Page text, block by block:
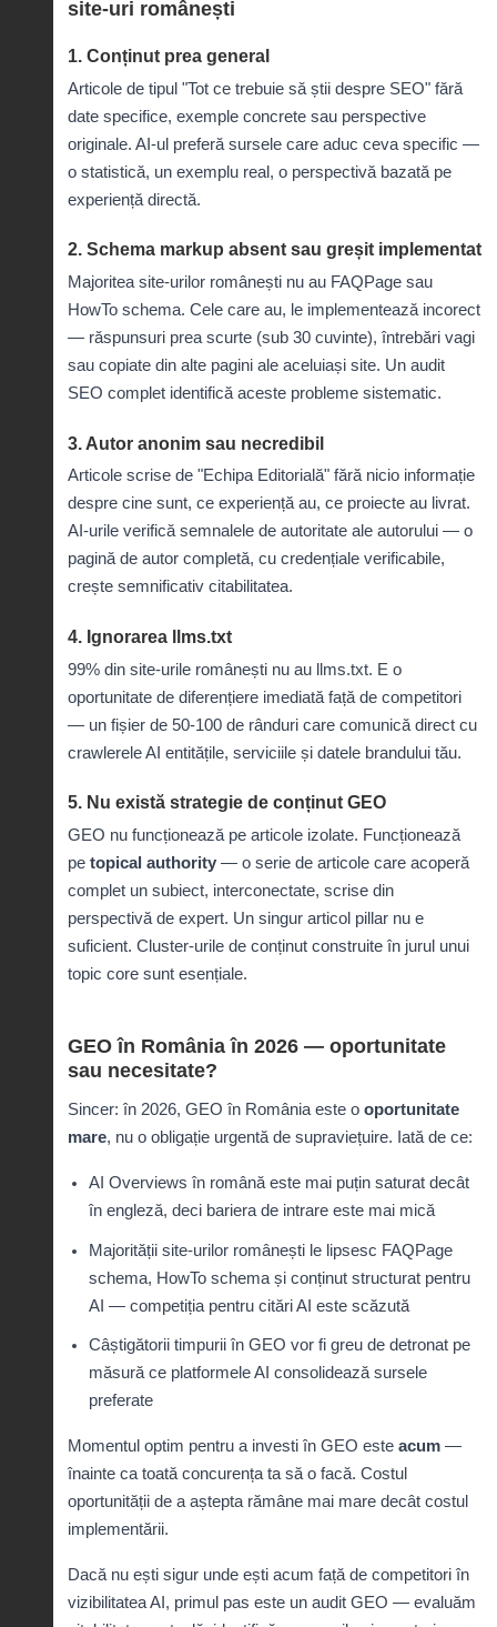
site-uri românești
1. Conținut prea general
Articole de tipul "Tot ce trebuie să știi despre SEO" fără
date specifice, exemple concrete sau perspective
originale. AI-ul preferă sursele care aduc ceva specific —
o statistică, un exemplu real, o perspectivă bazată pe
experiență directă.
2. Schema markup absent sau greșit implementat
Majoritea site-urilor românești nu au FAQPage sau
HowTo schema. Cele care au, le implementează incorect
— răspunsuri prea scurte (sub 30 cuvinte), întrebări vagi
sau copiate din alte pagini ale aceluiași site. Unaudit
SEO complet identifică aceste probleme sistematic.
3. Autor anonim sau necredibil
Articole scrise de "Echipa Editorială" fără nicio informație
despre cine sunt, ce experiență au, ce proiecte au livrat.
AI-urile verifică semnalele de autoritate ale autorului — o
pagină de autor completă, cu credențiale verificabile,
crește semnificativ citabilitatea.
4. Ignorarea llms.txt
99% din site-urile românești nu au llms.txt. E o
oportunitate de diferențiere imediată față de competitori
— un fișier de 50-100 de rânduri care comunică direct cu
crawlerele AI entitățile, serviciile și datele brandului tău.
5. Nu există strategie de conținut GEO
GEO nu funcționează pe articole izolate. Funcționează
petopical authority — o serie de articole care acoperă
complet un subiect, interconectate, scrise din
perspectivă de expert. Un singur articol pillar nu e
suficient. Cluster-urile de conținut construite în jurul unui
topic core sunt esențiale.
GEO în România în 2026 — oportunitate
sau necesitate?
Sincer: în 2026, GEO în România este ooportunitate
mare, nu o obligație urgentă de supraviețuire. Iată de ce:
AI Overviews în română este mai puțin saturat decât
în engleză, deci bariera de intrare este mai mică
Majorității site-urilor românești le lipsesc FAQPage
schema, HowTo schema și conținut structurat pentru
AI — competiția pentru citări AI este scăzută
Câștigătorii timpurii în GEO vor fi greu de detronat pe
măsură ce platformele AI consolidează sursele
preferate
Momentul optim pentru a investi în GEO esteacum —
înainte ca toată concurența ta să o facă. Costul
oportunității de a aștepta rămâne mai mare decât costul
implementării.
Dacă nu ești sigur unde ești acum față de competitori în
vizibilitatea AI, primul pas este unaudit GEO — evaluăm